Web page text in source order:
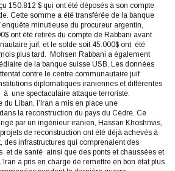
150.812 $ qui ont été déposés à son compte
Cette somme a été transférée de la banque
minutieuse du procureur argentin,
ont été retirés du compte de Rabbani avant
juif, et le solde soit 45.000$ ont été
plus tard. Mohsen Rabbani a également
de la banque suisse USB. Les données
contre le centre communautaire juif
diplomatiques iraniennes et différentes
à une spectaculaire attaque terroriste.
Liban, l’Iran a mis en place une
la reconstruction du pays du Cèdre. Ce
par un ingénieur iranien, Hassan Khoshnvis,
de reconstruction ont été déjà achevés à
des infrastructures qui comprenaient des
et de santé ainsi que des ponts et chaussées et
a pris en charge de remettre en bon état plus